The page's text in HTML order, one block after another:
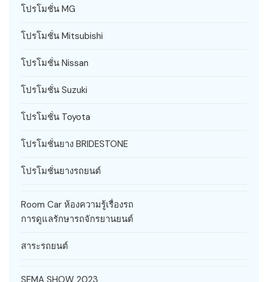
โปรโมชั่น MG
โปรโมชั่น Mitsubishi
โปรโมชั่น Nissan
โปรโมชั่น Suzuki
โปรโมชั่น Toyota
โปรโมชั่นยาง BRIDESTONE
โปรโมชั่นยางรถยนต์
Room Car ห้องความรู้เรื่องรถ
การดูแลรักษารถจักรยานยนต์
สาระรถยนต์